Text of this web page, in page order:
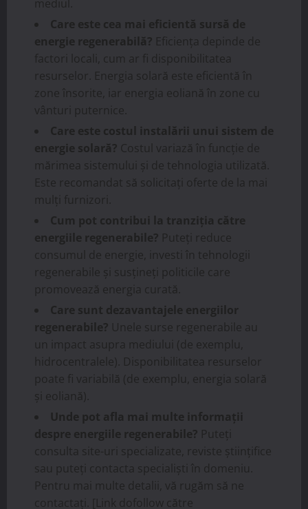
mediul.
Care este cea mai eficientă sursă de
energie regenerabilă? Eficiența depinde de
factori locali, cum ar fi disponibilitatea
resurselor. Energia solară este eficientă în
zone însorite, iar energia eoliană în zone cu
vânturi puternice.
Care este costul instalării unui sistem de
energie solară? Costul variază în funcție de
mărimea sistemului și de tehnologia utilizată.
Este recomandat să solicitați oferte de la mai
mulți furnizori.
Cum pot contribui la tranziția către
energiile regenerabile? Puteți reduce
consumul de energie, investi în tehnologii
regenerabile și susțineți politicile care
promovează energia curată.
Care sunt dezavantajele energiilor
regenerabile? Unele surse regenerabile au
un impact asupra mediului (de exemplu,
hidrocentralele). Disponibilitatea resurselor
poate fi variabilă (de exemplu, energia solară
și eoliană).
Unde pot afla mai multe informații
despre energiile regenerabile? Puteți
consulta site-uri specializate, reviste științifice
sau puteți contacta specialiști în domeniu.
Pentru mai multe detalii, vă rugăm să ne
contactați. [Link dofollow către